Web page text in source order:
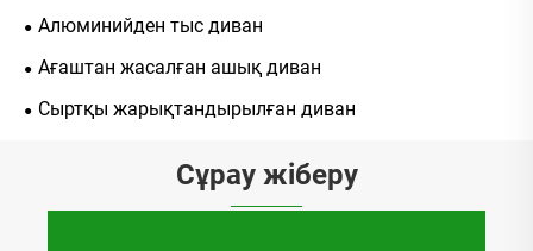
Алюминийден тыс диван
Ағаштан жасалған ашық диван
Сыртқы жарықтандырылған диван
Сұрау жіберу